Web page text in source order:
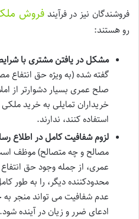
فروشندگان نیز در فرآیندفروش
رو هستند:
مشکل در یافتن مشتری با
گفته شده (به ویژه حق انتفاع
صلح عمری بسیار دشوارتر از
خریداران تمایلی به خرید ملکی
استفاده کنند، ندارند.
لزوم شفافیت کامل در اطلاع
مصالح و چه متصالح) موظف
عمری، از جمله وجود حق
محدودکننده دیگر، را به طور
عدم شفافیت می تواند منجر
ادعای ضرر و زیان در آینده شود.